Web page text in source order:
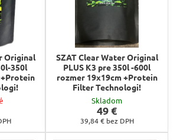
Original
350l
SZAT Clear Water Original
PLUS K3 pre 350l -600l
rozmer 19x19cm +Protein
Filter Technologi!
Skladom
49 €
39,84 € bez DPH